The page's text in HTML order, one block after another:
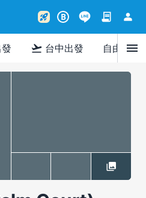
rocket_launch B contract person
flight_takeoff 台中出發 自由行menu